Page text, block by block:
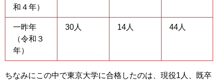
和４年）
一昨年
（令和３
年）
30人 14人 44人
ちなみにこの中で東京大学に合格したのは、現役1人、既卒